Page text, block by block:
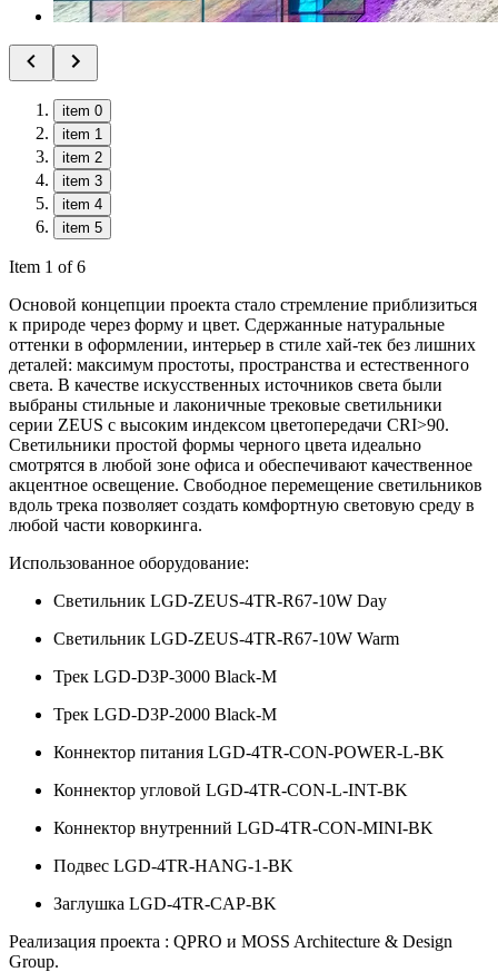
item 0
item 1
item 2
item 3
item 4
item 5
Item 1 of 6
Основой концепции проекта стало стремление приблизиться
к природе через форму и цвет. Сдержанные натуральные
оттенки в оформлении, интерьер в стиле хай-тек без лишних
деталей: максимум простоты, пространства и естественного
света. В качестве искусственных источников света были
выбраны стильные и лаконичные трековые светильники
серии ZEUS с высоким индексом цветопередачи CRI>90.
Светильники простой формы черного цвета идеально
смотрятся в любой зоне офиса и обеспечивают качественное
акцентное освещение. Свободное перемещение светильников
вдоль трека позволяет создать комфортную световую среду в
любой части коворкинга.
Использованное оборудование:
Светильник LGD-ZEUS-4TR-R67-10W Day
Светильник LGD-ZEUS-4TR-R67-10W Warm
Трек LGD-D3P-3000 Black-M
Трек LGD-D3P-2000 Black-M
Коннектор питания LGD-4TR-CON-POWER-L-BK
Коннектор угловой LGD-4TR-CON-L-INT-BK
Коннектор внутренний LGD-4TR-CON-MINI-BK
Подвес LGD-4TR-HANG-1-BK
Заглушка LGD-4TR-CAP-BK
Реализация проекта : QPRO и MOSS Architecture & Design
Group.